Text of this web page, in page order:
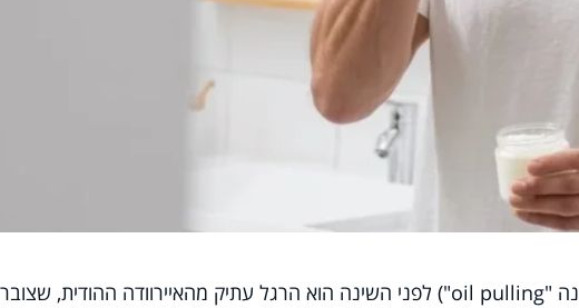
לגרגר שמן קוקוס (שיטה המכונה "oil pulling") לפני השינה הוא הרגל עתיק מהאיירוודה ההודית, שצובר